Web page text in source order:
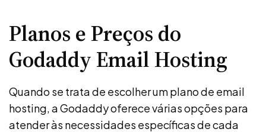
Planos e Preços do
Godaddy Email Hosting
Quando se trata de escolher um plano de email
hosting, a Godaddy oferece várias opções para
atender às necessidades específicas de cada